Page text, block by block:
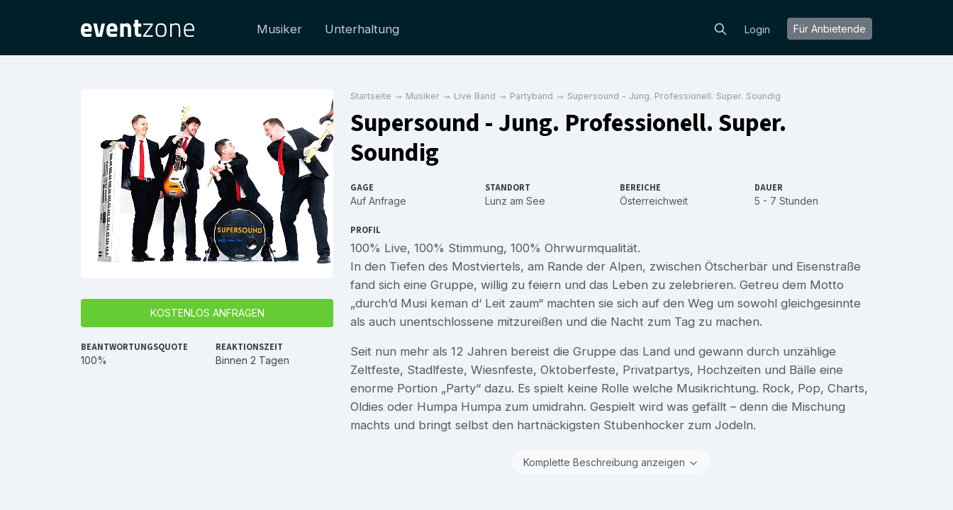
Musiker Unterhaltung Login Für Anbietende
KOSTENLOS ANFRAGEN
BEANTWORTUNGSQUOTE
100%
REAKTIONSZEIT
Binnen 2 Tagen
Startseite Musiker Live Band Partyband Supersound - Jung. Professionell. Super. Soundig
Supersound - Jung. Professionell. Super.
Soundig
GAGE
Auf Anfrage
STANDORT
Lunz am See
BEREICHE
Österreichweit
DAUER
5 - 7 Stunden
PROFIL
100% Live, 100% Stimmung, 100% Ohrwurmqualität.
In den Tiefen des Mostviertels, am Rande der Alpen, zwischen Ötscherbär und Eisenstraße
fand sich eine Gruppe, willig zu feiern und das Leben zu zelebrieren. Getreu dem Motto
„durch’d Musi keman d‘ Leit zaum“ machten sie sich auf den Weg um sowohl gleichgesinnte
als auch unentschlossene mitzureißen und die Nacht zum Tag zu machen.
Seit nun mehr als 12 Jahren bereist die Gruppe das Land und gewann durch unzählige
Zeltfeste, Stadlfeste, Wiesnfeste, Oktoberfeste, Privatpartys, Hochzeiten und Bälle eine
enorme Portion „Party“ dazu. Es spielt keine Rolle welche Musikrichtung. Rock, Pop, Charts,
Oldies oder Humpa Humpa zum umidrahn. Gespielt wird was gefällt – denn die Mischung
machts und bringt selbst den hartnäckigsten Stubenhocker zum Jodeln.
Komplette Beschreibung anzeigen